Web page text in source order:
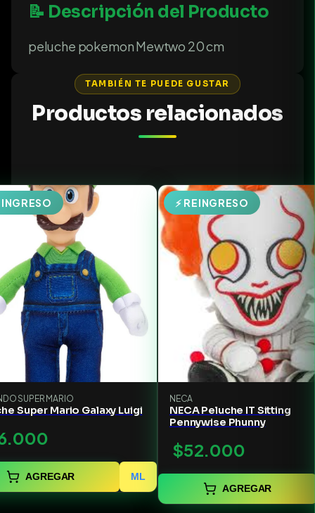
📝 Descripción del Producto
peluche pokemon Mewtwo 20 cm
TAMBIÉN TE PUEDE GUSTAR
Productos relacionados
SUPER MARIO
Super Mario Galaxy Luigi
AGREGAR ML
⚡ REINGRESO
NECA
NECA Peluche IT Sitting
Pennywise Phunny
$52.000
AGREGAR